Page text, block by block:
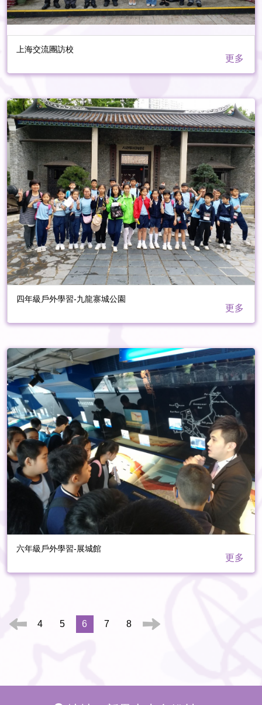
上海交流團訪校
更多
四年級戶外學習-九龍寨城公園
更多
六年級戶外學習-展城館
更多
4 5 6 7 8